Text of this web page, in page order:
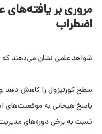
مروری بر
اضطراب
شواهد علمی نشان می‌دهند که
سطح کورتیزول را کاهش
پاسخ هیجانی به موقعیت‌های
نسبت به برخی دوره‌های